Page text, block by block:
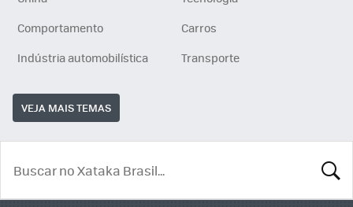
Comportamento
Carros
Indústria automobilística
Transporte
VEJA MAIS TEMAS